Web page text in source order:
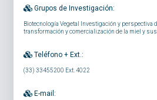
Grupos de Investigación:
Biotecnología Vegetal Investigación y perspectiva
transformación y comercialización de la miel y
Teléfono + Ext.:
(33) 33455200 Ext. 4022
E-mail: